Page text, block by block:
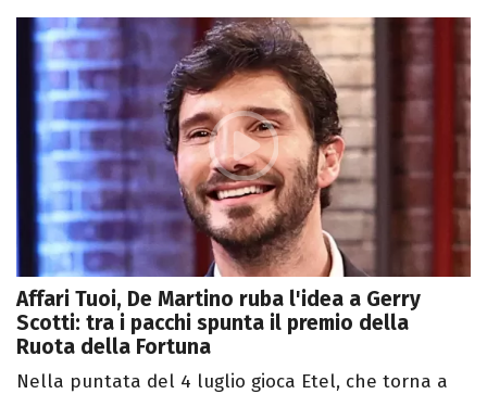
Affari Tuoi, De Martino ruba l'idea a Gerry
Scotti: tra i pacchi spunta il premio della
Ruota della Fortuna
Nella puntata del 4 luglio gioca Etel, che torna a